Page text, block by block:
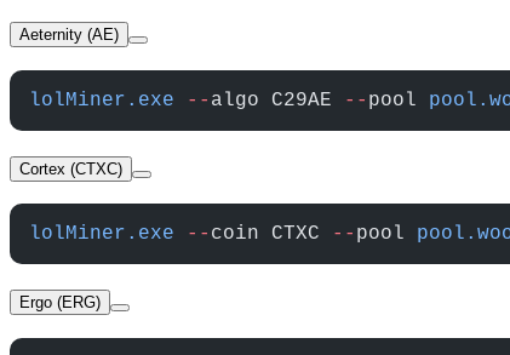
Aeternity (AE)
lolMiner.exe -- algo C29AE -- pool
Cortex (CTXC)
lolMiner.exe -- coin CTXC -- pool
Ergo (ERG)